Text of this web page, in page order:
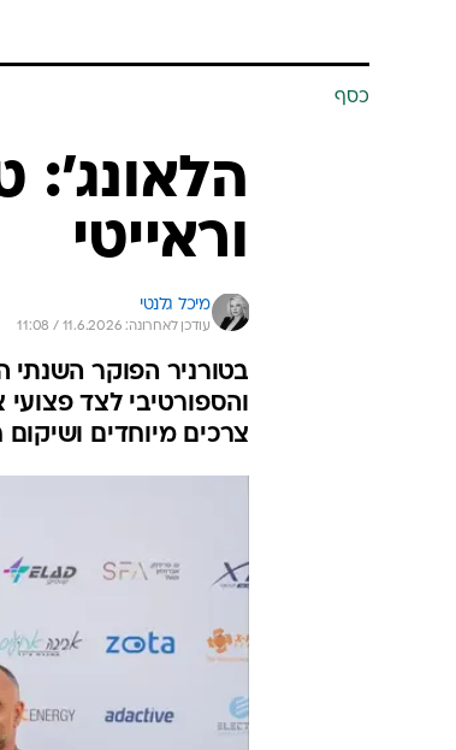
כסף
הלאונג':
וראייטי
מיכל גלנטי
עודכן לאחרונה: 11.6.2026 / 11:08
בטורניר הפוקר השנתי
צרכים מיוחדים ושיקום